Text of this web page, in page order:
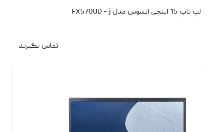
لپ تاپ 15 اینچی ایسوس مدل FX570UD - j
تماس بگیرید